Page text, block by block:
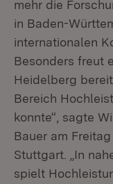
mehr die
in Baden-
internationalen
Besonders freut
Heidelberg
Bereich
konnte“, sagte
Bauer am
Stuttgart. „In
spielt